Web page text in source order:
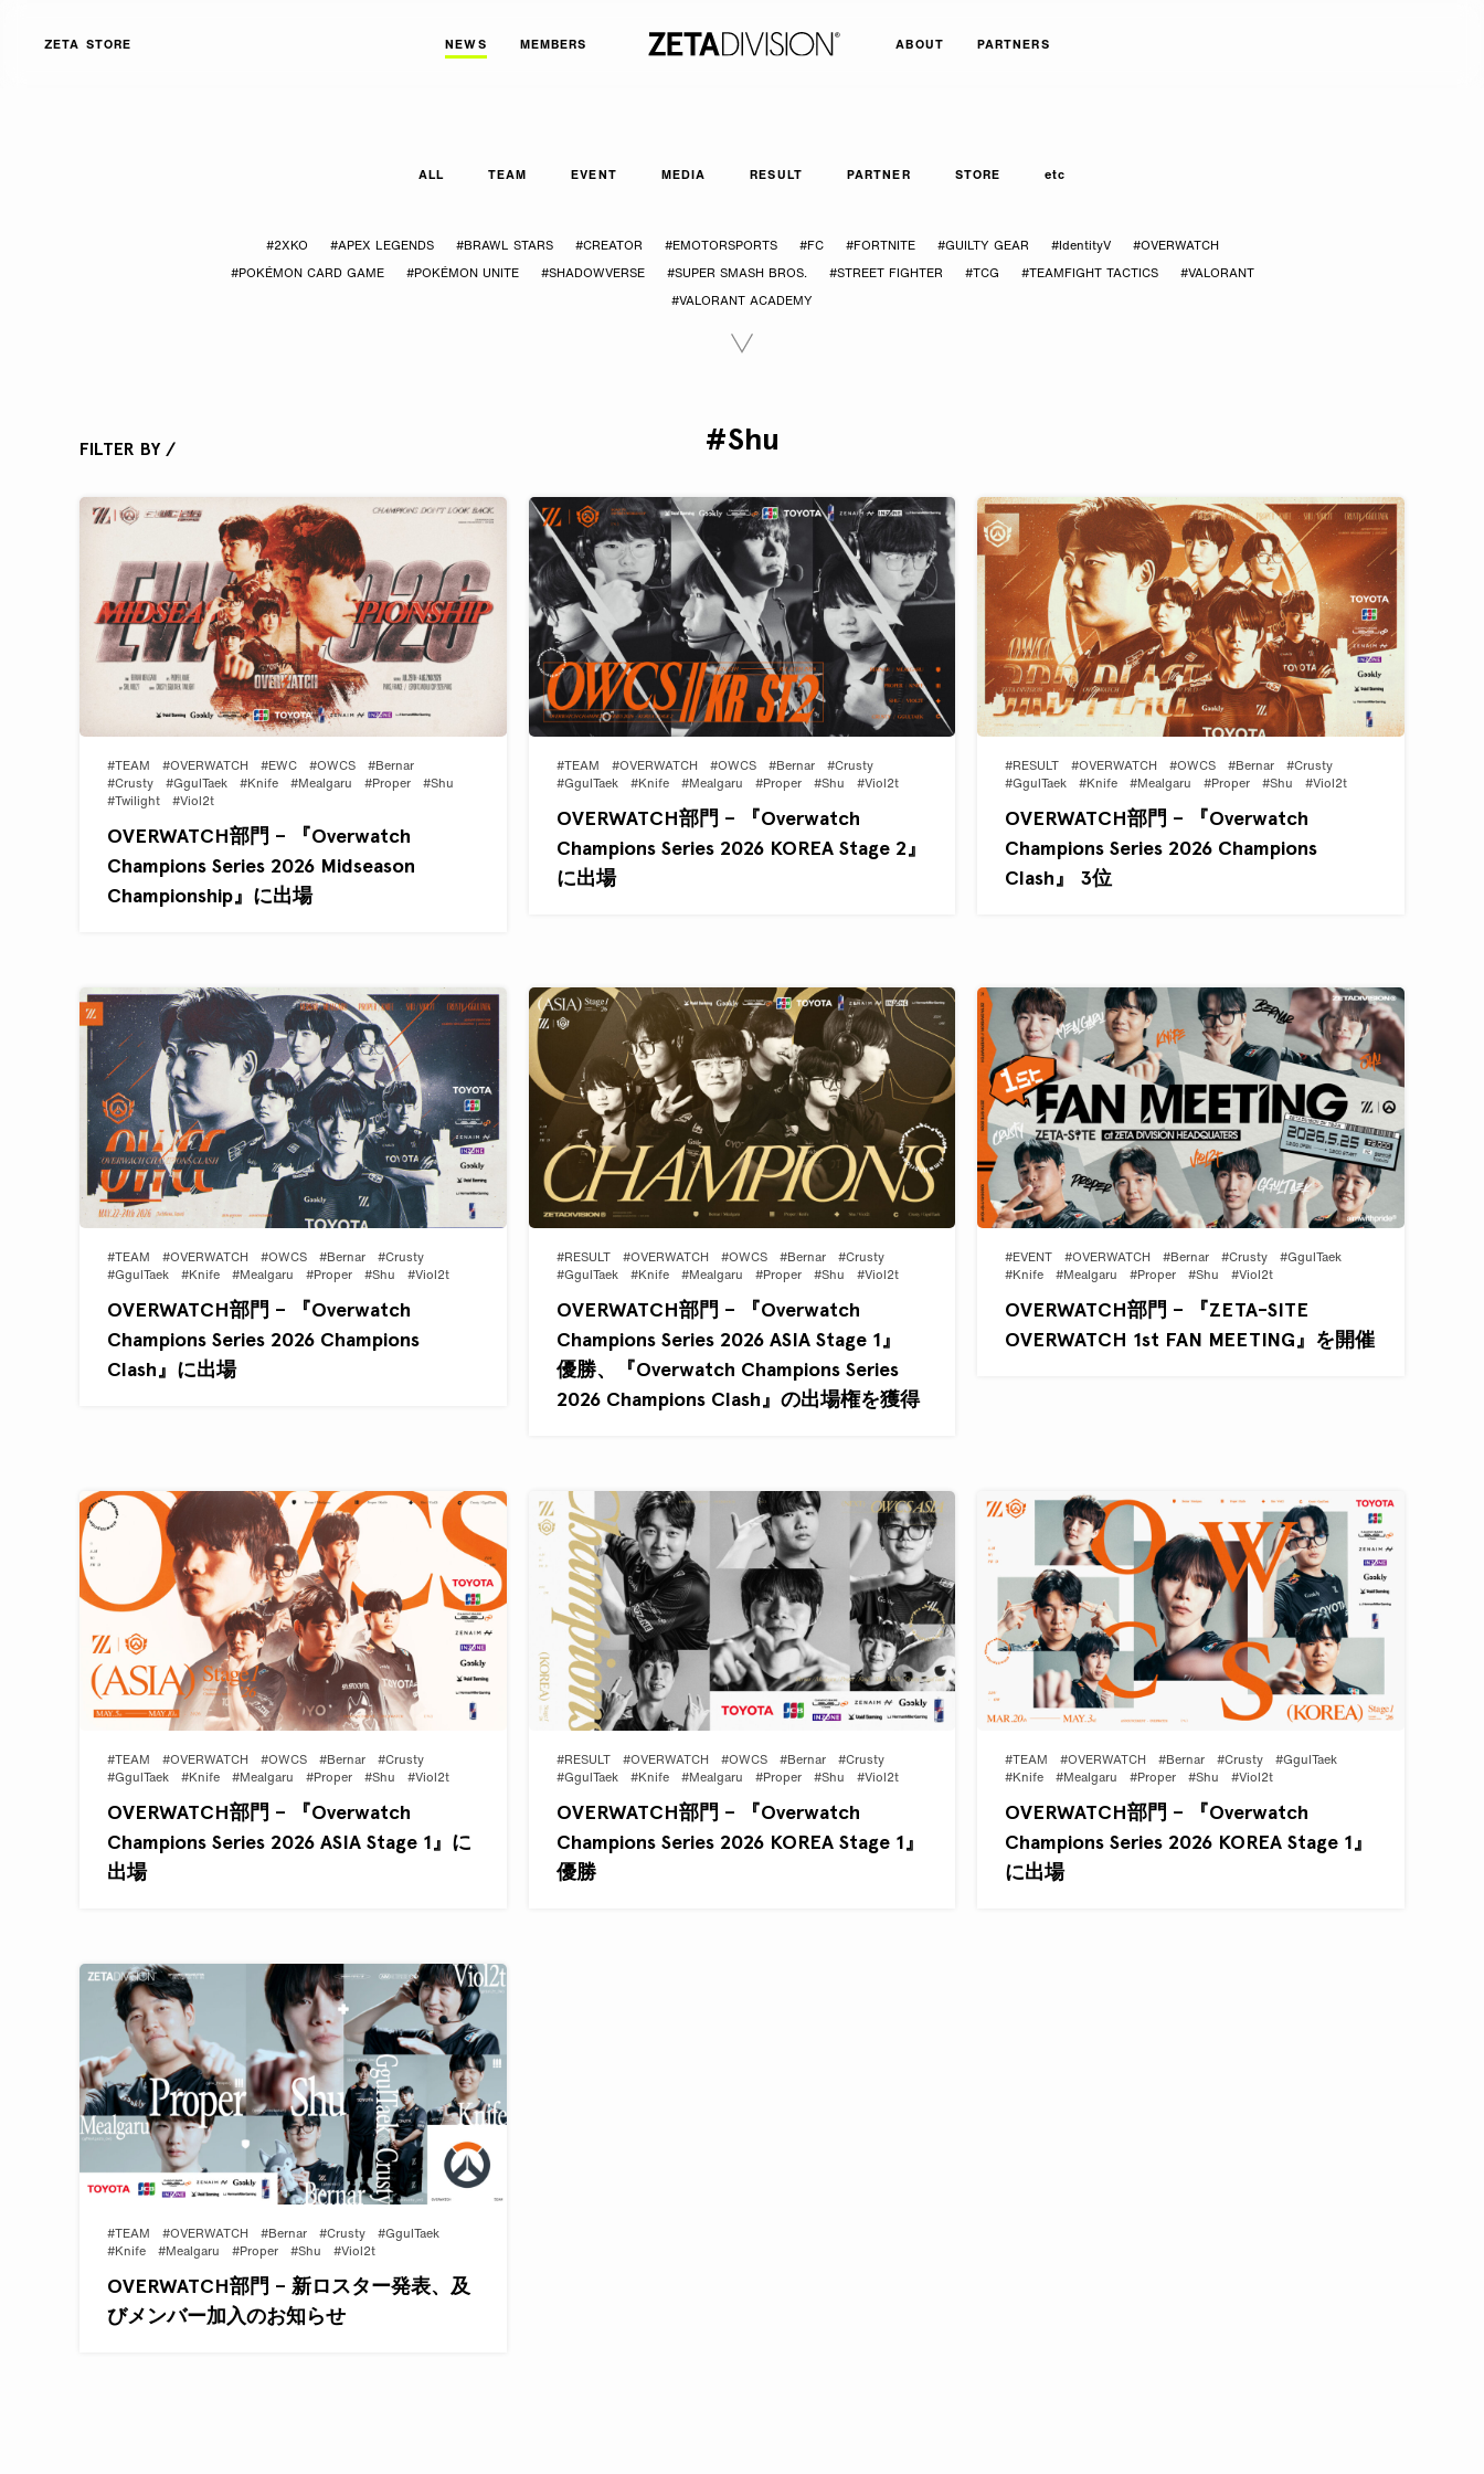
NEWS MEMBERS ABOUT PARTNERS
ZETA STORE
ALL TEAM EVENT MEDIA RESULT PARTNER STORE etc
#2XKO #APEX LEGENDS #BRAWL STARS #CREATOR #EMOTORSPORTS #FC #FORTNITE #GUILTY GEAR #IdentityV #OVERWATCH
#POKÉMON CARD GAME #POKÉMON UNITE #SHADOWVERSE #SUPER SMASH BROS. #STREET FIGHTER #TCG #TEAMFIGHT TACTICS #VALORANT
#VALORANT ACADEMY
FILTER BY / #Shu
#TEAM #OVERWATCH #EWC #OWCS
#Bernar
#Crusty
#GgulTaek #Knife #Mealgaru #Proper
#Shu
#Twilight
#Viol2t
OVERWATCH部門 – 『Overwatch
Champions Series 2026 Midseason
Championship』に出場
#TEAM #OVERWATCH #OWCS #Bernar
#Crusty
#GgulTaek
#Knife #Mealgaru #Proper #Shu #Viol2t
OVERWATCH部門 – 『Overwatch
Champions Series 2026 KOREA Stage 2』
に出場
#RESULT #OVERWATCH #OWCS #Bernar
#Crusty
#GgulTaek
#Knife #Mealgaru #Proper #Shu #Viol2t
OVERWATCH部門 – 『Overwatch
Champions Series 2026 Champions
Clash』 3位
#TEAM #OVERWATCH #OWCS #Bernar
#Crusty
#GgulTaek
#Knife #Mealgaru #Proper #Shu #Viol2t
OVERWATCH部門 – 『Overwatch
Champions Series 2026 Champions
Clash』に出場
#RESULT #OVERWATCH #OWCS #Bernar
#Crusty
#GgulTaek
#Knife #Mealgaru #Proper #Shu #Viol2t
OVERWATCH部門 – 『Overwatch
Champions Series 2026 ASIA Stage 1』
優勝、『Overwatch Champions Series
2026 Champions Clash』の出場権を獲得
#EVENT #OVERWATCH #Bernar #Crusty
#GgulTaek
#Knife
#Mealgaru #Proper #Shu #Viol2t
OVERWATCH部門 – 『ZETA-SITE
OVERWATCH 1st FAN MEETING』を開催
#TEAM #OVERWATCH #OWCS #Bernar
#Crusty
#GgulTaek
#Knife #Mealgaru #Proper #Shu #Viol2t
OVERWATCH部門 – 『Overwatch
Champions Series 2026 ASIA Stage 1』に
出場
#RESULT #OVERWATCH #OWCS #Bernar
#Crusty
#GgulTaek
#Knife #Mealgaru #Proper #Shu #Viol2t
OVERWATCH部門 – 『Overwatch
Champions Series 2026 KOREA Stage 1』
優勝
#TEAM #OVERWATCH #Bernar #Crusty
#GgulTaek
#Knife
#Mealgaru #Proper #Shu #Viol2t
OVERWATCH部門 – 『Overwatch
Champions Series 2026 KOREA Stage 1』
に出場
#TEAM #OVERWATCH #Bernar #Crusty
#GgulTaek
#Knife
#Mealgaru #Proper #Shu #Viol2t
OVERWATCH部門 – 新ロスター発表、及
びメンバー加入のお知らせ